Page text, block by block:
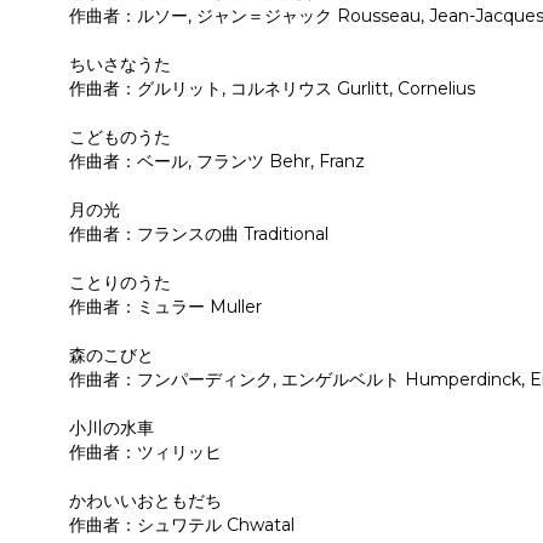
作曲者：ルソー, ジャン＝ジャック Rousseau, Jean-Jacques
ちいさなうた
作曲者：グルリット, コルネリウス Gurlitt, Cornelius
こどものうた
作曲者：ベール, フランツ Behr, Franz
月の光
作曲者：フランスの曲 Traditional
ことりのうた
作曲者：ミュラー Muller
森のこびと
作曲者：フンパーディンク, エンゲルベルト Humperdinck,
小川の水車
作曲者：ツィリッヒ
かわいいおともだち
作曲者：シュワテル Chwatal